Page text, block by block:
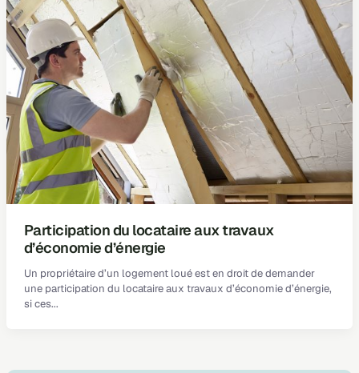
Participation du locataire aux travaux
d’économie d’énergie
Un propriétaire d’un logement loué est en droit de demander
une participation du locataire aux travaux d’économie d’énergie,
si ces